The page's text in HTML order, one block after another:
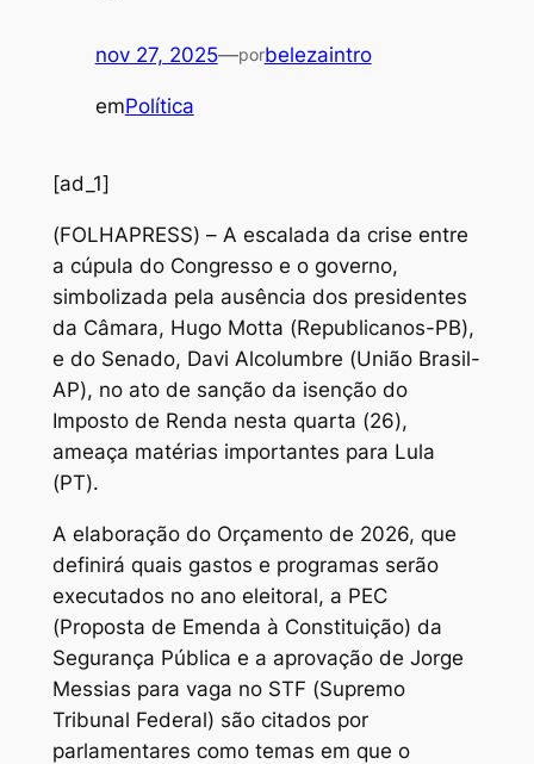
nov 27, 2025—porbelezaintro
emPolítica
[ad_1]
(FOLHAPRESS) – A escalada da crise entre
a cúpula do Congresso e o governo,
simbolizada pela ausência dos presidentes
da Câmara, Hugo Motta (Republicanos-PB),
e do Senado, Davi Alcolumbre (União Brasil-
AP), no ato de sanção da isenção do
Imposto de Renda nesta quarta (26),
ameaça matérias importantes para Lula
(PT).
A elaboração do Orçamento de 2026, que
definirá quais gastos e programas serão
executados no ano eleitoral, a PEC
(Proposta de Emenda à Constituição) da
Segurança Pública e a aprovação de Jorge
Messias para vaga no STF (Supremo
Tribunal Federal) são citados por
parlamentares como temas em que o